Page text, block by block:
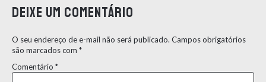
Deixe um comentário
O seu endereço de e-mail não será publicado. Campos obrigatórios
são marcados com *
Comentário *